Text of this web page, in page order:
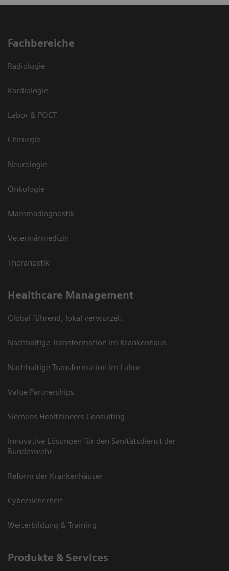
Fachbereiche
Radiologie
Kardiologie
Labor & POCT
Chirurgie
Neurologie
Onkologie
Mammadiagnostik
Veterinärmedizin
Theranostik
Healthcare Management
Global führend, lokal verwurzelt
Nachhaltige Transformation im Krankenhaus
Nachhaltige Transformation im Labor
Value Partnerships
Siemens Healthineers Consulting
Innovative Lösungen für den Sanitätsdienst der
Bundeswehr
Reform der Krankenhäuser
Cybersicherheit
Weiterbildung & Training
Produkte & Services